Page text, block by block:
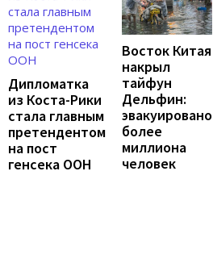
Дипломатка
из Коста-Рики
стала главным
претендентом
на пост
генсека ООН
Восток Китая
накрыл
тайфун
Дельфин:
эвакуировано
более
миллиона
человек